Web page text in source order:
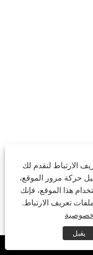
لا
معتدل
صغيرة)
10-15
الارتباط لنقدم لك
حركة مرور الموقع،
هذا الموقع، فإنك
تعريف الارتباط.
يقبل